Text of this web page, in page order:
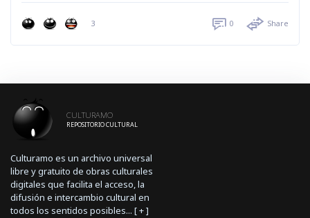
3 0 Share
CULTURAMO
REPOSITORIO CULTURAL
Culturamo es un archivo universal
libre y gratuito de obras culturales
digitales que facilita el acceso, la
difusión e intercambio cultural en
todos los sentidos posibles... [+]